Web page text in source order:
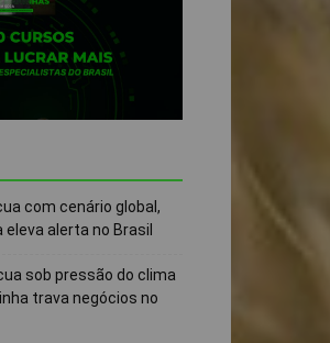
com cenário global,
alerta no Brasil
sob pressão do clima
trava negócios no